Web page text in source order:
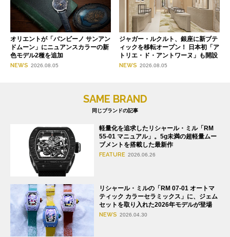
オリエントが「バンビーノ サンアン
ドムーン」にニュアンスカラーの新
色モデル2種を追加
NEWS 2026.08.05
ジャガー・ルクルト、銀座に新ブテ
ィックを移転オープン！ 日本初「ア
トリエ・ド・アントワーヌ」も開設
NEWS 2026.08.05
SAME BRAND
同じブランドの記事
軽量化を追求したリシャール・ミル「RM
55-01 マニュアル」。5g未満の超軽量ムー
ブメントを搭載した最新作
FEATURE 2026.06.26
リシャール・ミルの「RM 07-01 オートマ
ティック カラーセラミックス」に、ジェム
セットを取り入れた2026年モデルが登場
NEWS 2026.04.30